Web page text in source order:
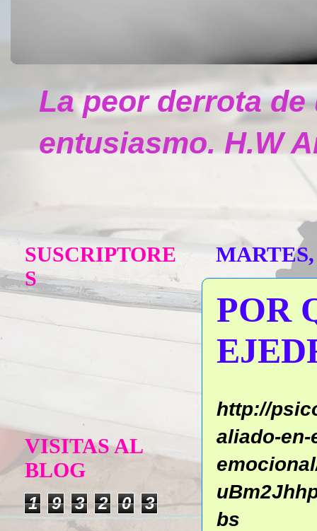
La peor derrota
entusiasmo. H.W
POR
http://
aliado-
bs
SUSCRIPTORE
S
VISITAS AL
BLOG
1 9 3 2 0 3